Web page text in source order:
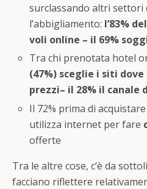
surclassando altri settori
l’abbigliamento: l’83%
voli online – il 69%
Tra chi prenotata hotel
(47%) sceglie i siti
prezzi– il 28% il canale
Il 72% prima di
utilizza internet per fare
offerte
Tra le altre cose, c’è da
facciano riflettere